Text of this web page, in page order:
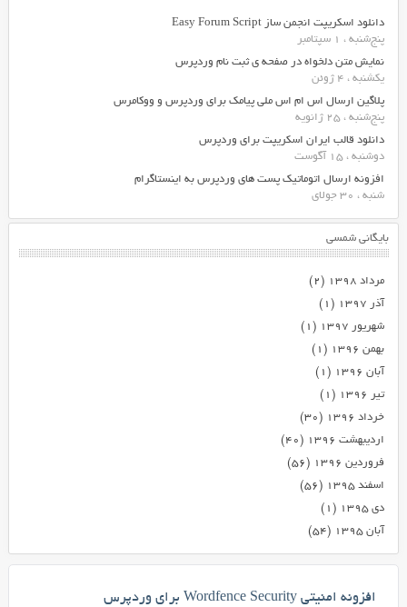
دانلود اسکریپت انجمن ساز Easy Forum Script
پنج‌شنبه ، 1 سپتامبر
نمایش متن دلخواه در صفحه ی ثبت نام وردپرس
یکشنبه ، 4 ژوئن
پلاگین ارسال اس ام اس ملی پیامک برای وردپرس و ووکامرس
پنج‌شنبه ، 25 ژانویه
دانلود قالب ایران اسکریپت برای وردپرس
دوشنبه ، 15 آگوست
افزونه ارسال اتوماتیک پست های وردپرس به اینستاگرام
شنبه ، 30 جولای
بایگانی شمسی
مرداد ۱۳۹۸
(۲)
آذر ۱۳۹۷
(۱)
شهریور ۱۳۹۷
(۱)
بهمن ۱۳۹۶
(۱)
آبان ۱۳۹۶
(۱)
تیر ۱۳۹۶
(۱)
خرداد ۱۳۹۶
(۳۰)
اردیبهشت ۱۳۹۶
(۴۰)
فروردین ۱۳۹۶
(۵۶)
اسفند ۱۳۹۵
(۵۶)
دی ۱۳۹۵
(۱)
آبان ۱۳۹۵
(۵۴)
افزونه امنیتی Wordfence Security برای وردپرس